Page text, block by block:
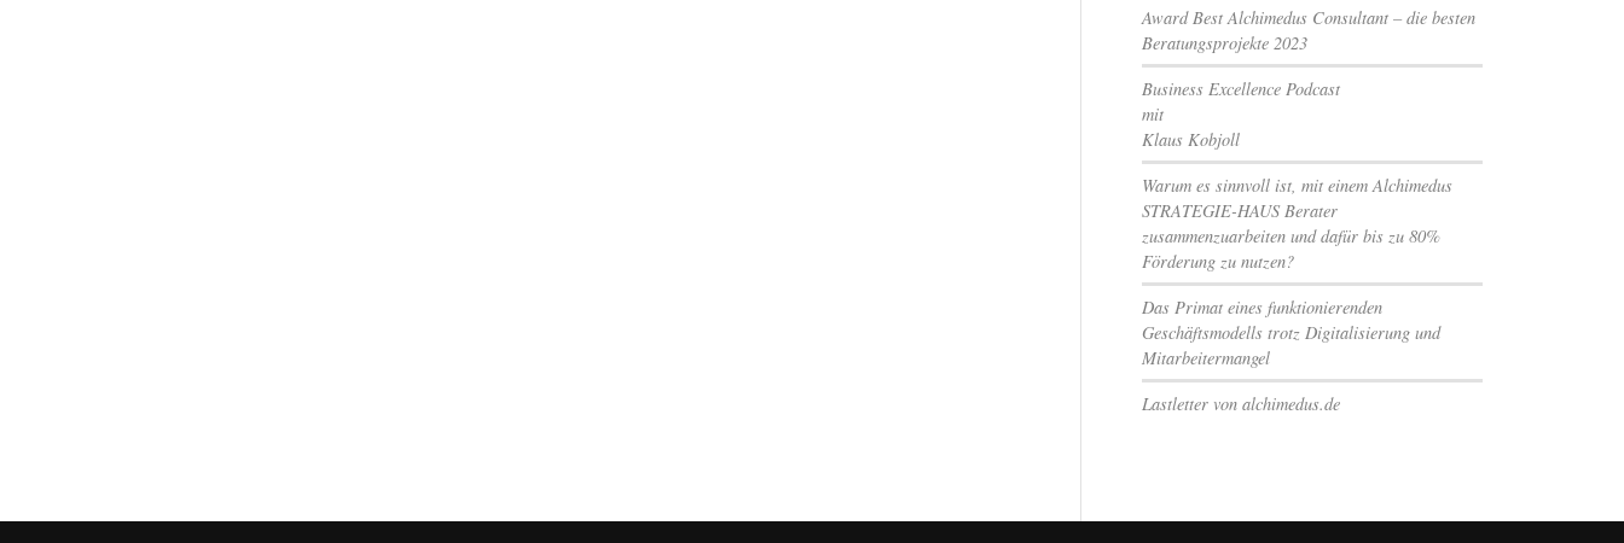
Award Best Alchimedus Consultant – die besten
Beratungsprojekte 2023
Business Excellence Podcast
mit
Klaus Kobjoll
Warum es sinnvoll ist, mit einem Alchimedus
STRATEGIE-HAUS Berater
zusammenzuarbeiten und dafür bis zu 80%
Förderung zu nutzen?
Das Primat eines funktionierenden
Geschäftsmodells trotz Digitalisierung und
Mitarbeitermangel
Lastletter von alchimedus.de